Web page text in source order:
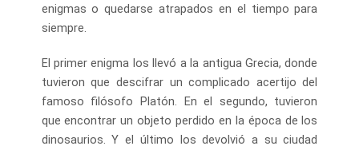
enigmas o quedarse atrapados en el tiempo para
siempre.
El primer enigma los llevó a la antigua Grecia, donde
tuvieron que descifrar un complicado acertijo del
famoso filósofo Platón. En el segundo, tuvieron
que encontrar un objeto perdido en la época de los
dinosaurios. Y el último los devolvió a su ciudad